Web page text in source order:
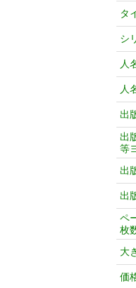
タ
シ
人
人
出
出
等
出
出
ペ
枚
大
価